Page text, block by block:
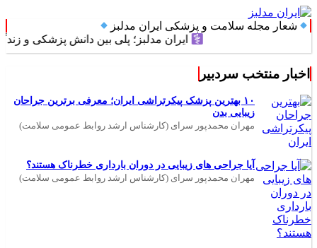
شعار مجله سلامت و پزشکی ایران مدلبز
ایران مدلبز؛ پلی بین دانش پزشکی و زندگی
اخبار منتخب سردبیر
۱۰ بهترین پزشک پیکرتراشی ایران؛ معرفی برترین جراحان
زیبایی بدن
مهران محمدپور سرای (کارشناس ارشد روابط عمومی سلامت)
آیا جراحی های زیبایی در دوران بارداری خطرناک هستند؟
مهران محمدپور سرای (کارشناس ارشد روابط عمومی سلامت)